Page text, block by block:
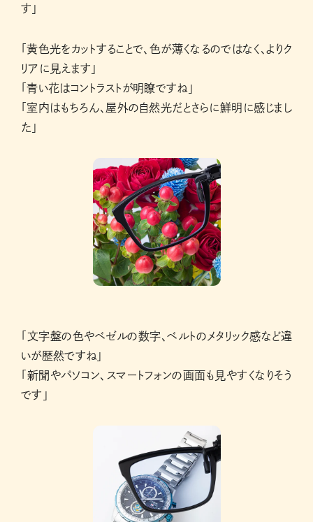
す」
「黄色光をカットすることで、色が薄くなるのではなく、よりク
リアに見えます」
「青い花はコントラストが明瞭ですね」
「室内はもちろん、屋外の自然光だとさらに鮮明に感じまし
た」
「文字盤の色やベゼルの数字、ベルトのメタリック感など違
いが歴然ですね」
「新聞やパソコン、スマートフォンの画面も見やすくなりそう
です」